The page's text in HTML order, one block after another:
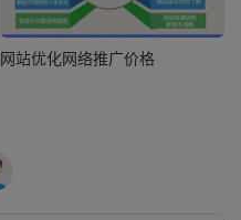
网站优化网络推广价格